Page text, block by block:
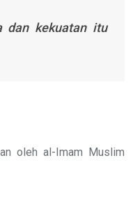
dan kekuatan itu
oleh al-Imam Muslim